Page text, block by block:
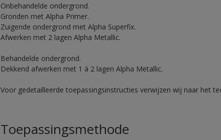
Onbehandelde ondergrond.
Gronden met Alpha Primer.
Zuigende ondergrond met Alpha Superfix.
Afwerken met 2 lagen Alpha Metallic.
Behandelde ondergrond.
Dekkend afwerken met 1 à 2 lagen Alpha Metallic.
Voor gedetailleerde toepassingsinstructies verwijzen wij naar het
Toepassingsmethode